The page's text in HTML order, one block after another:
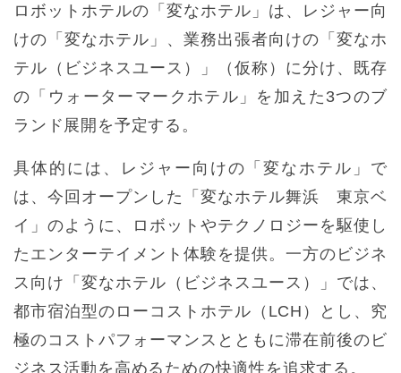
ロボットホテルの「変なホテル」は、レジャー向
けの「変なホテル」、業務出張者向けの「変なホ
テル（ビジネスユース）」（仮称）に分け、既存
の「ウォーターマークホテル」を加えた3つのブ
ランド展開を予定する。
具体的には、レジャー向けの「変なホテル」で
は、今回オープンした「変なホテル舞浜 東京ベ
イ」のように、ロボットやテクノロジーを駆使し
たエンターテイメント体験を提供。一方のビジネ
ス向け「変なホテル（ビジネスユース）」では、
都市宿泊型のローコストホテル（LCH）とし、究
極のコストパフォーマンスとともに滞在前後のビ
ジネス活動を高めるための快適性を追求する。